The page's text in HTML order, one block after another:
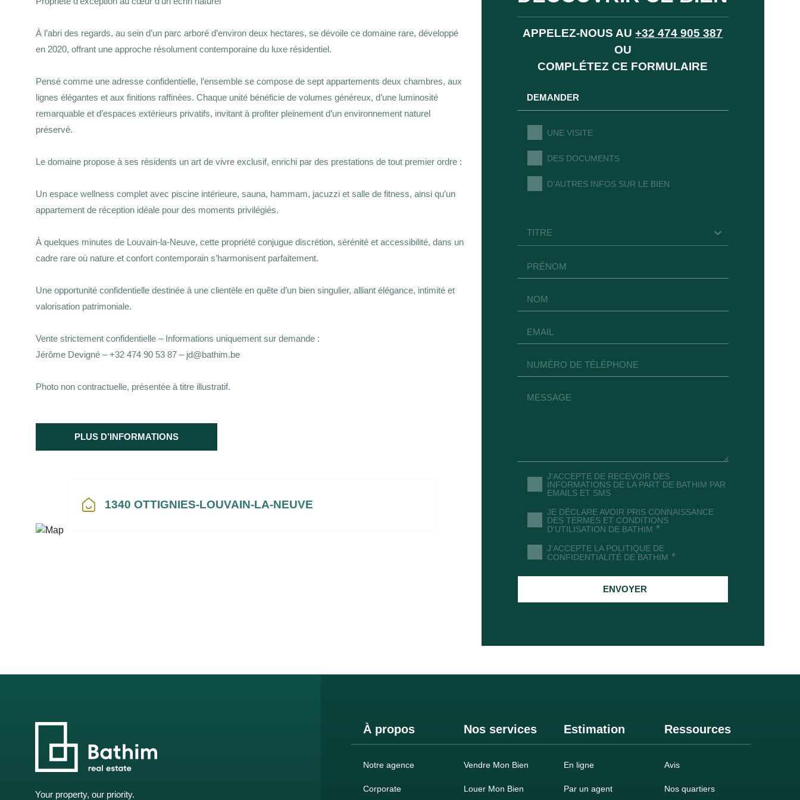
À l’abri des regards, au sein d’un parc arboré d’environ deux hectares, se dévoile ce domaine rare, développé
en 2020, offrant une approche résolument contemporaine du luxe résidentiel.
Pensé comme une adresse confidentielle, l’ensemble se compose de sept appartements deux chambres, aux
lignes élégantes et aux finitions raffinées. Chaque unité bénéficie de volumes généreux, d’une luminosité
remarquable et d’espaces extérieurs privatifs, invitant à profiter pleinement d’un environnement naturel
préservé.
Le domaine propose à ses résidents un art de vivre exclusif, enrichi par des prestations de tout premier ordre :
Un espace wellness complet avec piscine intérieure, sauna, hammam, jacuzzi et salle de fitness, ainsi qu’un
appartement de réception idéale pour des moments privilégiés.
À quelques minutes de Louvain-la-Neuve, cette propriété conjugue discrétion, sérénité et accessibilité, dans un
cadre rare où nature et confort contemporain s’harmonisent parfaitement.
Une opportunité confidentielle destinée à une clientèle en quête d’un bien singulier, alliant élégance, intimité et
valorisation patrimoniale.
Vente strictement confidentielle – Informations uniquement sur demande :
Jérôme Devigné – +32 474 90 53 87 – jd@bathim.be
Photo non contractuelle, présentée à titre illustratif.
PLUS D’INFORMATIONS
1340 OTTIGNIES-LOUVAIN-LA-NEUVE
APPELEZ-NOUS AU +32 474 905 387
OU
COMPLÉTEZ CE FORMULAIRE
DEMANDER
UNE VISITE
DES DOCUMENTS
D’AUTRES INFOS SUR LE BIEN
TITRE
J'ACCEPTE DE RECEVOIR DES
INFORMATIONS DE LA PART DE BATHIM PAR
EMAILS ET SMS
JE DÉCLARE AVOIR PRIS CONNAISSANCE
DES TERMES ET CONDITIONS
D'UTILISATION DE BATHIM *
J'ACCEPTE LA POLITIQUE DE
CONFIDENTIALITÉ DE BATHIM *
ENVOYER
Your property, our priority.
À propos Nos services Estimation Ressources
Notre agence
Corporate
Vendre Mon Bien
Louer Mon Bien
En ligne
Par un agent
Avis
Nos quartiers